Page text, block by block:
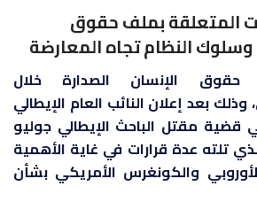
المتعلقة بملف حقوق
وسلوك النظام تجاه المعارضة
الإنسان الصدارة خلال
وذلك بعد إعلان النائب العام الإيطالي
قضية مقتل الباحث الإيطالي جوليو
تلته عدة قرارات في غاية الأهمية
والكونغرس الأمريكي بشأن